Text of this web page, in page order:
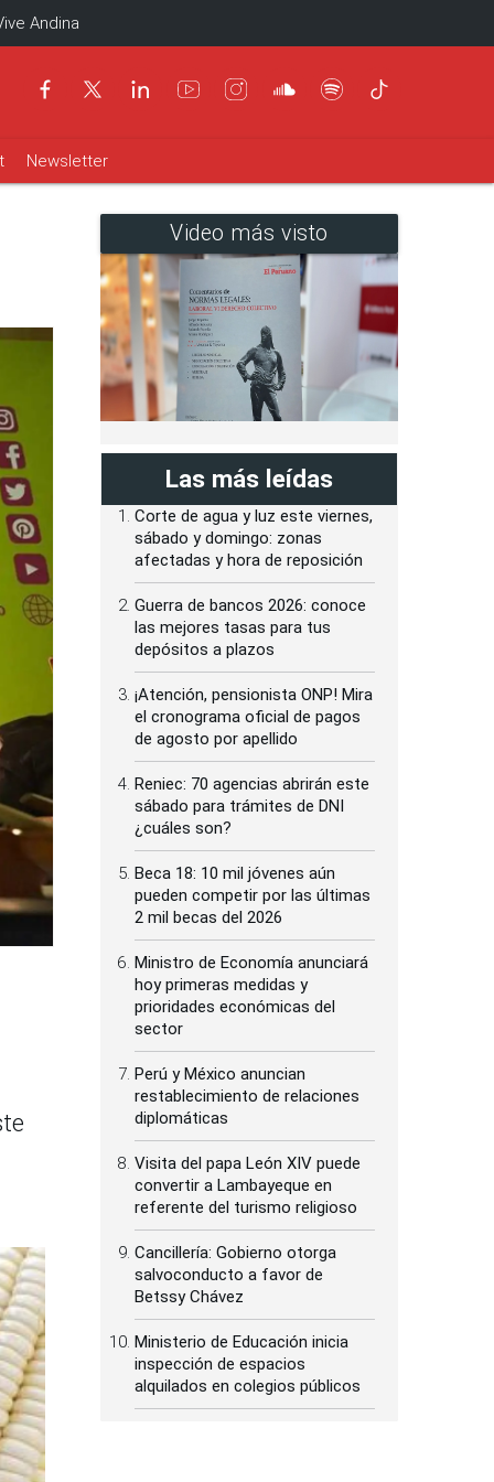
Andina
Newsletter
Video más visto
Las más leídas
Corte de agua y luz este viernes,
sábado y domingo: zonas
afectadas y hora de reposición
Guerra de bancos 2026: conoce
las mejores tasas para tus
depósitos a plazos
¡Atención, pensionista ONP! Mira
el cronograma oficial de pagos
de agosto por apellido
Reniec: 70 agencias abrirán este
sábado para trámites de DNI
¿cuáles son?
Beca 18: 10 mil jóvenes aún
pueden competir por las últimas
2 mil becas del 2026
Ministro de Economía anunciará
hoy primeras medidas y
prioridades económicas del
sector
Perú y México anuncian
restablecimiento de relaciones
diplomáticas
Visita del papa León XIV puede
convertir a Lambayeque en
referente del turismo religioso
Cancillería: Gobierno otorga
salvoconducto a favor de
Betssy Chávez
Ministerio de Educación inicia
inspección de espacios
alquilados en colegios públicos